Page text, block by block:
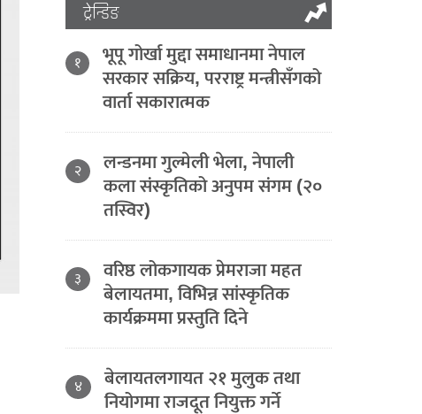
ट्रेन्डिङ
१ भूपू गोर्खा मुद्दा समाधानमा नेपाल
सरकार सक्रिय, परराष्ट्र मन्त्रीसँगको
वार्ता सकारात्मक
२ लन्डनमा गुल्मेली भेला, नेपाली
कला संस्कृतिको अनुपम संगम (२०
तस्विर)
३ वरिष्ठ लोकगायक प्रेमराजा महत
बेलायतमा, विभिन्न सांस्कृतिक
कार्यक्रममा प्रस्तुति दिने
४ बेलायतलगायत २१ मुलुक तथा
नियोगमा राजदूत नियुक्त गर्ने